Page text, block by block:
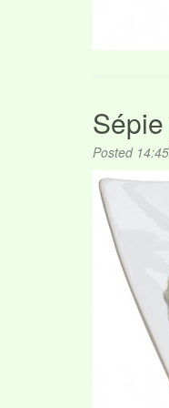
Posted 14:45